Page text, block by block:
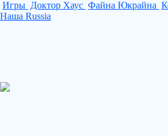
Игры Доктор Хаус Файна Юкрайна
Наша Russia